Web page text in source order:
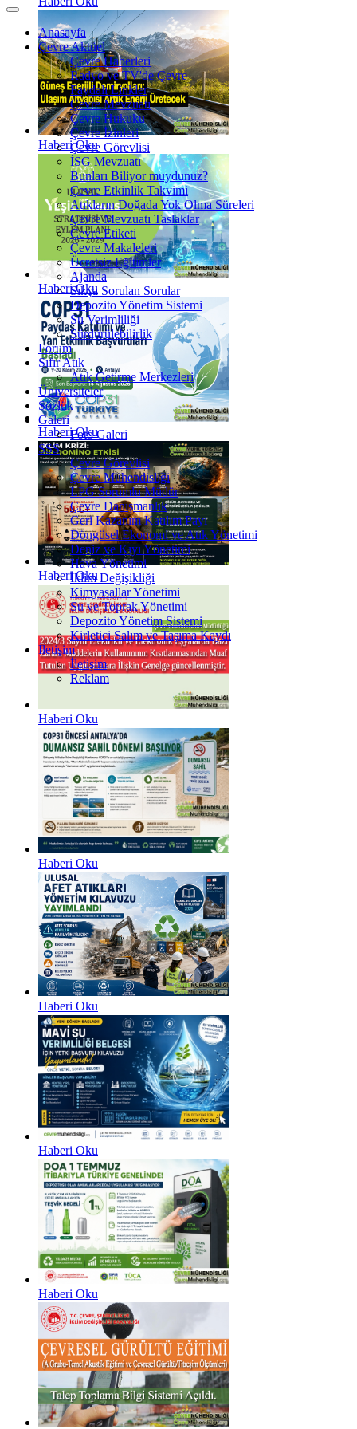
Haberi Oku
Haberi Oku
Haberi Oku
Haberi Oku
Haberi Oku
Haberi Oku
Haberi Oku
Haberi Oku
Haberi Oku
Anasayfa
Çevre Aktüel
Çevre Haberleri
Radyo ve TV'de Çevre
Faydalı Linkler
Çevre Mevzuatı
Çevre Hukuku
Çevre İzinleri
Çevre Görevlisi
İSG Mevzuatı
Bunları Biliyor muydunuz?
Çevre Etkinlik Takvimi
Atıkların Doğada Yok Olma Süreleri
Çevre Mevzuatı Taslaklar
Çevre Etiketi
Çevre Makaleleri
Ücretsiz Eğitimler
Ajanda
Sıkça Sorulan Sorular
Depozito Yönetim Sistemi
Su Verimliliği
Sürdürülebilirlik
Forum
Sıfır Atık
Atık Getirme Merkezleri
Üniversiteler
Sözlük
Galeri
Foto Galeri
SSS
Çevre Görevlisi
Çevre Mühendisliği
LPG Sorumlu Müdür
Çevre Danışmanlık
Geri Kazanım Katılım Payı
Döngüsel Ekonomi ve Atık Yönetimi
Deniz ve Kıyı Yönetimi
Hava Yönetimi
İklim Değişikliği
Kimyasallar Yönetimi
Su ve Toprak Yönetimi
Depozito Yönetim Sistemi
Kirletici Salım ve Taşıma Kaydı
İletişim
İletişim
Reklam